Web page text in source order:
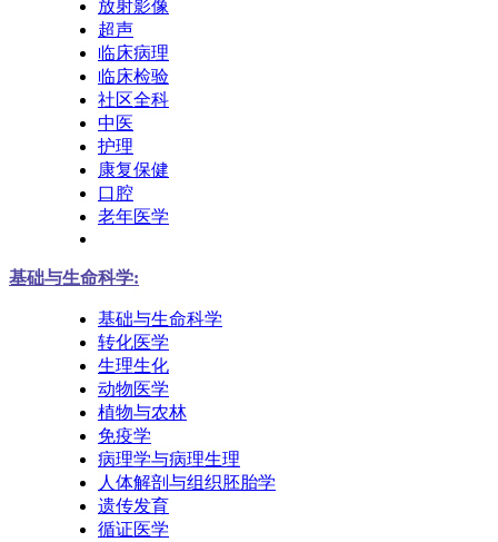
放射影像
超声
临床病理
临床检验
社区全科
中医
护理
康复保健
口腔
老年医学
基础与生命科学:
基础与生命科学
转化医学
生理生化
动物医学
植物与农林
免疫学
病理学与病理生理
人体解剖与组织胚胎学
遗传发育
循证医学